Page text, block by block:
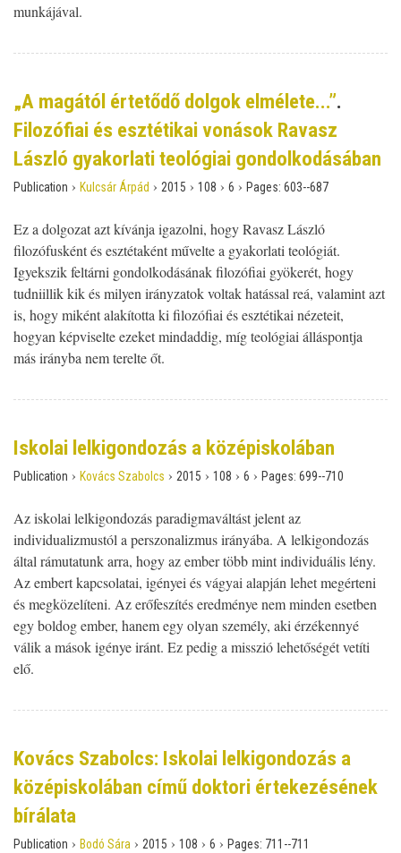
munkájával.
„A magától értetődő dolgok elmélete...”.
Filozófiai és esztétikai vonások Ravasz
László gyakorlati teológiai gondolkodásában
Publication › Kulcsár Árpád › 2015 › 108 › 6 › Pages: 603--687
Ez a dolgozat azt kívánja igazolni, hogy Ravasz László
filozófusként és esztétaként művelte a gyakorlati teológiát.
Igyekszik feltárni gondolkodásának filozófiai gyökerét, hogy
tudniillik kik és milyen irányzatok voltak hatással reá, valamint azt
is, hogy miként alakította ki filozófiai és esztétikai nézeteit,
hogyan képviselte ezeket mindaddig, míg teológiai álláspontja
más irányba nem terelte őt.
Iskolai lelkigondozás a középiskolában
Publication › Kovács Szabolcs › 2015 › 108 › 6 › Pages: 699--710
Az iskolai lelkigondozás paradigmaváltást jelent az
individualizmustól a perszonalizmus irányába. A lelkigondozás
által rámutatunk arra, hogy az ember több mint individuális lény.
Az embert kapcsolatai, igényei és vágyai alapján lehet megérteni
és megközelíteni. Az erőfeszítés eredménye nem minden esetben
egy boldog ember, hanem egy olyan személy, aki érzékennyé
válik a mások igénye iránt. Ez pedig a misszió lehetőségét vetíti
elő.
Kovács Szabolcs: Iskolai lelkigondozás a
középiskolában című doktori értekezésének
bírálata
Publication › Bodó Sára › 2015 › 108 › 6 › Pages: 711--711